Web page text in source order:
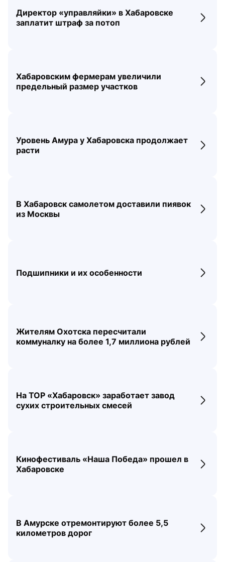
Директор «управляйки» в Хабаровске
заплатит штраф за потоп
Хабаровским фермерам увеличили
предельный размер участков
Уровень Амура у Хабаровска продолжает
расти
В Хабаровск самолетом доставили пиявок
из Москвы
Подшипники и их особенности
Жителям Охотска пересчитали
коммуналку на более 1,7 миллиона рублей
На ТОР «Хабаровск» заработает завод
сухих строительных смесей
Кинофестиваль «Наша Победа» прошел в
Хабаровске
В Амурске отремонтируют более 5,5
километров дорог